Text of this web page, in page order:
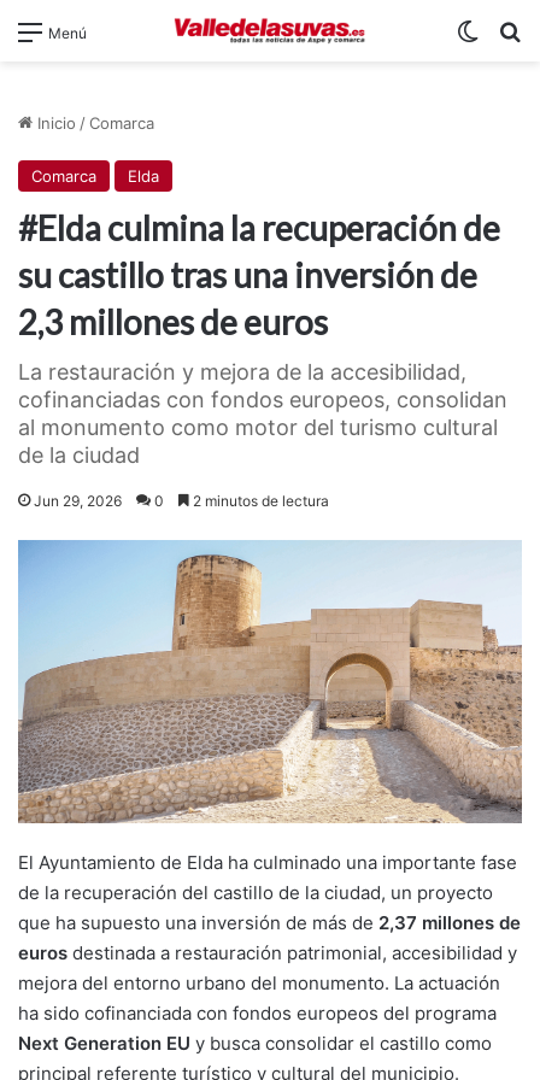
Menú
Inicio /Comarca
Comarca Elda
#Elda culmina la recuperación de
su castillo tras una inversión de
2,3 millones de euros
La restauración y mejora de la accesibilidad,
cofinanciadas con fondos europeos, consolidan
al monumento como motor del turismo cultural
de la ciudad
Jun 29, 2026 0 2 minutos de lectura
El Ayuntamiento de Elda ha culminado una importante fase
de la recuperación del castillo de la ciudad, un proyecto
que ha supuesto una inversión de más de 2,37 millones de
euros destinada a restauración patrimonial, accesibilidad y
mejora del entorno urbano del monumento. La actuación
ha sido cofinanciada con fondos europeos del programa
Next Generation EU y busca consolidar el castillo como
principal referente turístico y cultural del municipio.